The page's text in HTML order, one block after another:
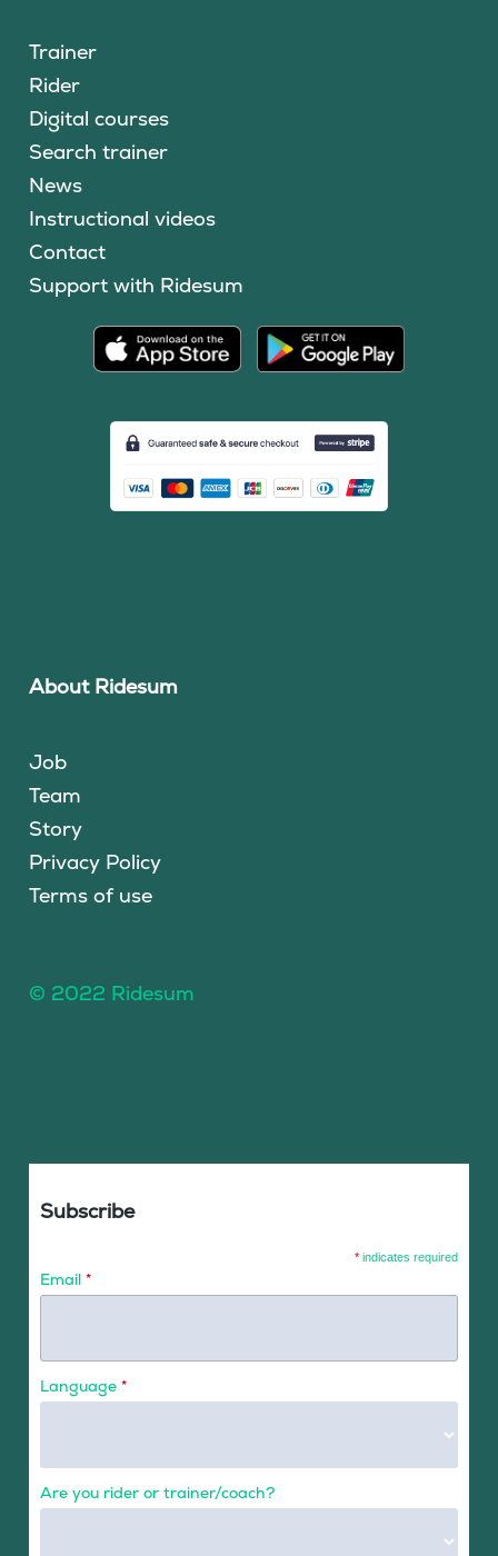
Trainer
Rider
Digital courses
Search trainer
News
Instructional videos
Contact
Support with Ridesum
About Ridesum
Job
Team
Story
Privacy Policy
Terms of use
© 2022 Ridesum
Subscribe
* indicates required
Email *
Language *
Are you rider or trainer/coach?